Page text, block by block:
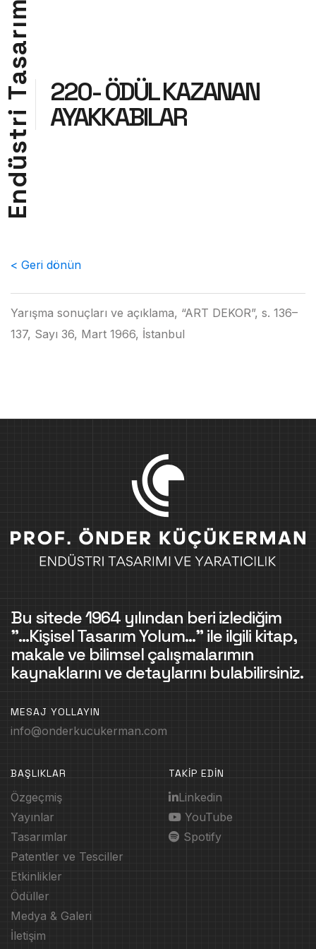
E
n
d
ü
s
t
r
i
T
a
s
a
r
ı
m
220- ÖDÜL KAZANAN
AYAKKABILAR
< Geri dönün
Yarışma sonuçları ve açıklama, “ART DEKOR”, s. 136–
137, Sayı 36, Mart 1966, İstanbul
Bu sitede 1964 yılından beri izlediğim
"...Kişisel Tasarım Yolum..." ile ilgili kitap,
makale ve bilimsel çalışmalarımın
kaynaklarını ve detaylarını bulabilirsiniz.
MESAJ YOLLAYIN
info@onderkucukerman.com
BAŞLIKLAR
Özgeçmiş
Yayınlar
Tasarımlar
Patentler ve Tesciller
Etkinlikler
Ödüller
Medya & Galeri
İletişim
TAKİP EDİN
Linkedin
YouTube
Spotify